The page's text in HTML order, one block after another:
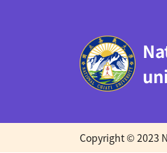
Copyright © 2023